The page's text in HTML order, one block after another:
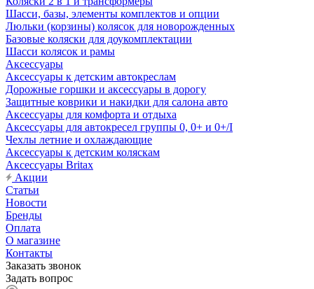
Шасси, базы, элементы комплектов и опции
Люльки (корзины) колясок для новорожденных
Базовые коляски для доукомплектации
Шасси колясок и рамы
Аксессуары
Аксессуары к детским автокреслам
Дорожные горшки и аксессуары в дорогу
Защитные коврики и накидки для салона авто
Аксессуары для комфорта и отдыха
Аксессуары для автокресел группы 0, 0+ и 0+/I
Чехлы летние и охлаждающие
Аксессуары к детским коляскам
Аксессуары Britax
Акции
Статьи
Новости
Бренды
Оплата
О магазине
Контакты
Заказать звонок
Задать вопрос